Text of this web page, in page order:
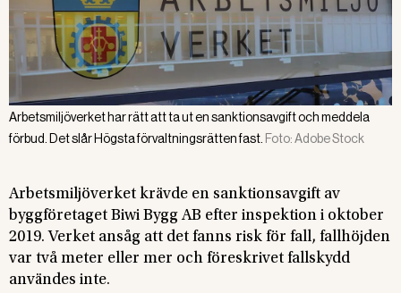
Arbetsmiljöverket har rätt att ta ut en sanktionsavgift och meddela
förbud. Det slår Högsta förvaltningsrätten fast. Foto:Adobe Stock
Arbetsmiljöverket krävde en sanktionsavgift av
byggföretaget Biwi Bygg AB efter inspektion i oktober
2019. Verket ansåg att det fanns risk för fall, fallhöjden
var två meter eller mer och föreskrivet fallskydd
användes inte.